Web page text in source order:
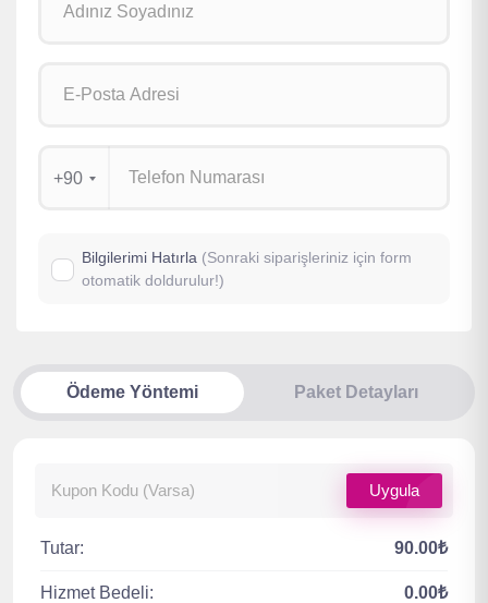
+90
Bilgilerimi Hatırla (Sonraki siparişleriniz için form
otomatik doldurulur!)
Ödeme Yöntemi Paket Detayları
Uygula
Tutar: 90.00₺
Hizmet Bedeli: 0.00₺